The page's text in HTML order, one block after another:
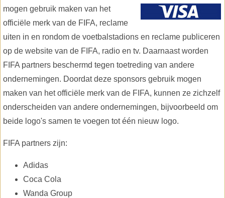
mogen gebruik maken van het
officiële merk van de FIFA, reclame
uiten in en rondom de voetbalstadions en reclame publiceren
op de website van de FIFA, radio en tv. Daarnaast worden
FIFA partners beschermd tegen toetreding van andere
ondernemingen. Doordat deze sponsors gebruik mogen
maken van het officiële merk van de FIFA, kunnen ze zichzelf
onderscheiden van andere ondernemingen, bijvoorbeeld om
beide logo's samen te voegen tot één nieuw logo.
FIFA partners zijn:
Adidas
Coca Cola
Wanda Group